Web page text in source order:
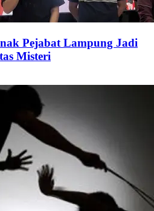
Pejabat Lampung Jadi
Misteri